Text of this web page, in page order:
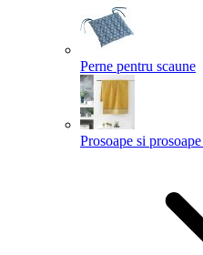
Perne pentru scaune
Prosoape si